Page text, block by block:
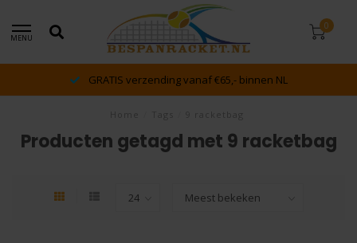
MENU
0
GRATIS verzending vanaf €65,- binnen NL
Producten getagd met 9 racketbag